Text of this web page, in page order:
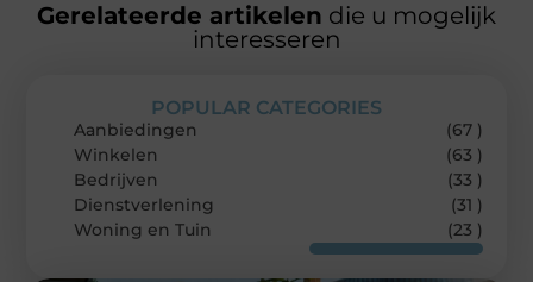
Gerelateerde artikelen die u mogelijk
interesseren
POPULAR CATEGORIES
Aanbiedingen
(67 )
Winkelen
(63 )
Bedrijven
(33 )
Dienstverlening
(31 )
Woning en Tuin
(23 )